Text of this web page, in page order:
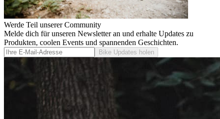
Werde Teil unserer Community
Melde dich für unseren Newsletter an und erhalte Updates zu
Produkten, coolen Events und spannenden Geschichten.
Bike Updates holen